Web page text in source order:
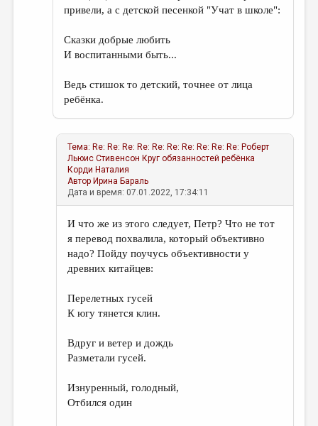
привели, а с детской песенкой "Учат в школе":
Сказки добрые любить
И воспитанными быть...
Ведь стишок то детский, точнее от лица
ребёнка.
Тема: Re: Re: Re: Re: Re: Re: Re: Re: Re: Re: Роберт
Льюис Стивенсон Круг обязанностей ребёнка
Корди Наталия
Автор Ирина Бараль
Дата и время: 07.01.2022, 17:34:11
И что же из этого следует, Петр? Что не тот
я перевод похвалила, который объективно
надо? Пойду поучусь объективности у
древних китайцев:
Перелетных гусей
К югу тянется клин.
Вдруг и ветер и дождь
Разметали гусей.
Изнуренный, голодный,
Отбился один